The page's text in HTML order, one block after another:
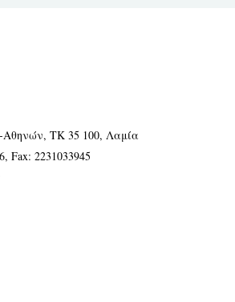
ΤΚ 35 100, Λαμία
, Fax: 2231033945